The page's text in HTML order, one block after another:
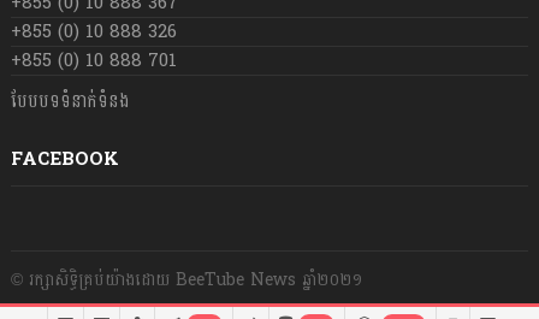
+855 (0) 10 888 326
+855 (0) 10 888 701
បែបបទទំនាក់ទំនង
FACEBOOK
© រក្សា​សិទ្ធិ​គ្រប់​យ៉ាង​ដោយ​ BeeTube News ឆ្នាំ​២០២១